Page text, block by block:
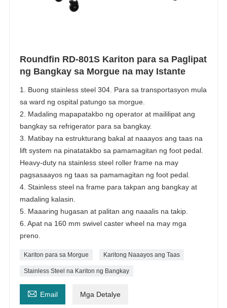
Roundfin RD-801S Kariton para sa Paglipat
ng Bangkay sa Morgue na may Istante
1. Buong stainless steel 304. Para sa transportasyon mula
sa ward ng ospital patungo sa morgue.
2. Madaling mapapatakbo ng operator at maililipat ang
bangkay sa refrigerator para sa bangkay.
3. Matibay na estrukturang bakal at naaayos ang taas na
lift system na pinatatakbo sa pamamagitan ng foot pedal.
Heavy-duty na stainless steel roller frame na may
pagsasaayos ng taas sa pamamagitan ng foot pedal.
4. Stainless steel na frame para takpan ang bangkay at
madaling kalasin.
5. Maaaring hugasan at palitan ang naaalis na takip.
6. Apat na 160 mm swivel caster wheel na may mga
preno.
Kariton para sa Morgue Karitong Naaayos ang Taas
Stainless Steel na Kariton ng Bangkay
 Email Mga Detalye